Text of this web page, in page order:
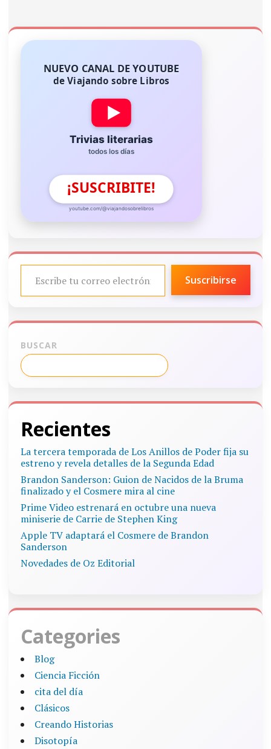
NUEVO CANAL DE YOUTUBE
de Viajando sobre Libros
Trivias literarias
todos los días
¡SUSCRIBITE!
youtube.com/@viajandosobrelibros
ESCRIBE TU CORREO ELECTRÓNICO…
Suscribirse
BUSCAR
Recientes
La tercera temporada de Los Anillos de Poder fija su
estreno y revela detalles de la Segunda Edad
Brandon Sanderson: Guion de Nacidos de la Bruma
finalizado y el Cosmere mira al cine
Prime Video estrenará en octubre una nueva
miniserie de Carrie de Stephen King
Apple TV adaptará el Cosmere de Brandon
Sanderson
Novedades de Oz Editorial
Categories
Blog
Ciencia Ficción
cita del día
Clásicos
Creando Historias
Disotopía